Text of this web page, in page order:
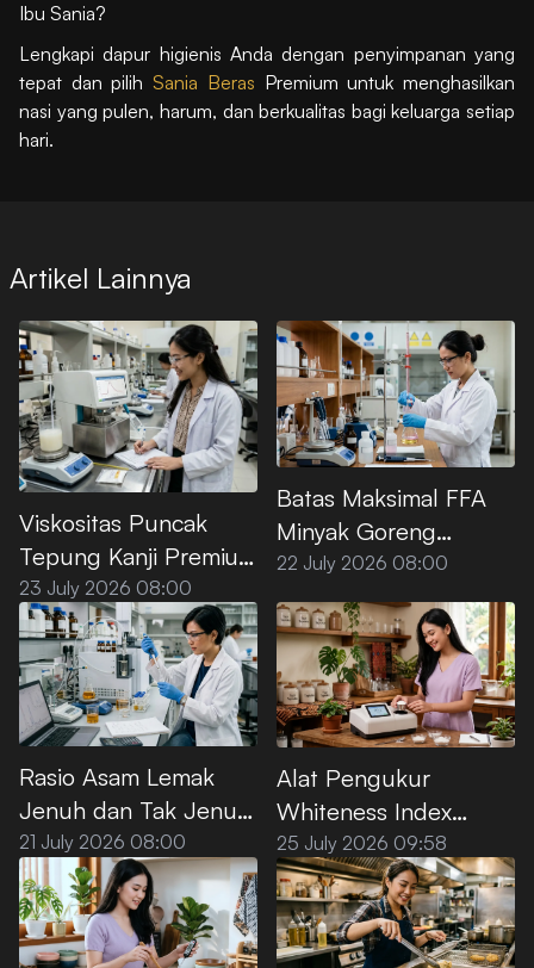
Ibu Sania?
Lengkapi dapur higienis Anda dengan penyimpanan yang
tepat dan pilihSania Beras Premium untuk menghasilkan
nasi yang pulen, harum, dan berkualitas bagi keluarga setiap
hari.
Artikel Lainnya
Viskositas Puncak
Tepung Kanji Premium
saat Dipanaskan di Air
23 July 2026 08:00
Batas Maksimal FFA
Minyak Goreng
Premium Menurut SNI
22 July 2026 08:00
Rasio Asam Lemak
Jenuh dan Tak Jenuh
pada Minyak Sawit
Premium
21 July 2026 08:00
Alat Pengukur
Whiteness Index
Tepung Kanji Premium
25 July 2026 09:58